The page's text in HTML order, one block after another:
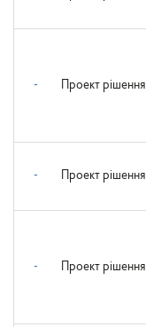
- Проект рішення
- Проект рішення
- Проект рішення